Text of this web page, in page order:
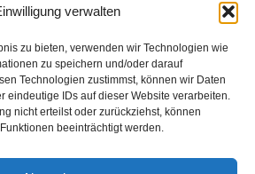
verwalten
zu bieten, verwenden wir Technologien wie
zu speichern und/oder darauf
Technologien zustimmst, können wir Daten
eindeutige IDs auf dieser Website verarbeiten.
nicht erteilst oder zurückziehst, können
beeinträchtigt werden.
gelesen und erkläre mich
meine Daten zur Bearbeitung meiner
verwendet werden. Link zur
Abschicken